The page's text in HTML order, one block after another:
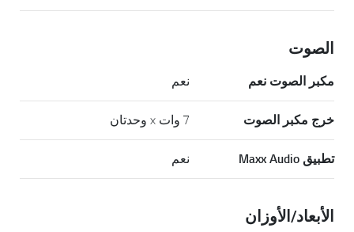
الصوت
مكبر الصوت نعم نعم
خرج مكبر الصوت 7 وات × وحدتان
تطبيق Maxx Audio نعم
الأبعاد/الأوزان